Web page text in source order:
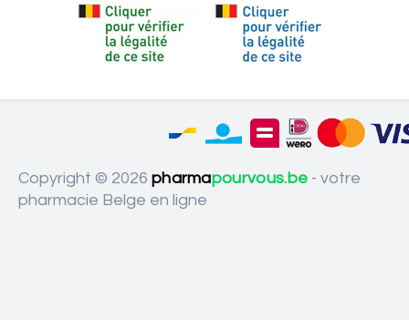
Copyright © 2026 pharmapourvous.be - votre
pharmacie Belge en ligne